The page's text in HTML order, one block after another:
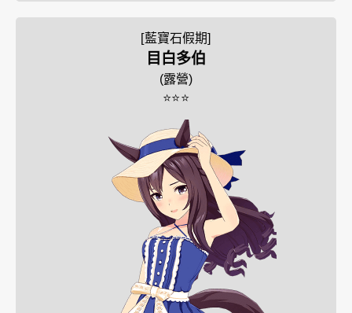
[藍寶石假期]
目白多伯
(露營)
⭐⭐⭐